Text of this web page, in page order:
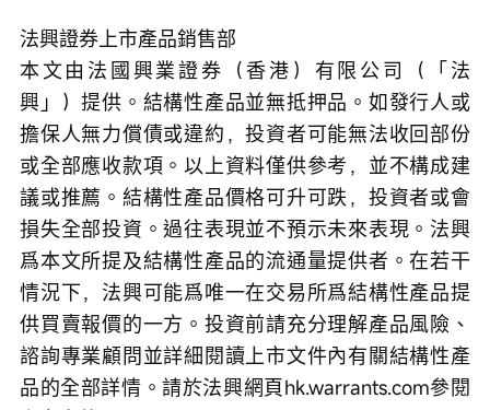
法興證券上市產品銷售部
本文由法國興業證券（香港）有限公司（「法
興」）提供。結構性產品並無抵押品。如發行人或
擔保人無力償債或違約，投資者可能無法收回部份
或全部應收款項。以上資料僅供參考，並不構成建
議或推薦。結構性產品價格可升可跌，投資者或會
損失全部投資。過往表現並不預示未來表現。法興
爲本文所提及結構性產品的流通量提供者。在若干
情況下，法興可能爲唯一在交易所爲結構性產品提
供買賣報價的一方。投資前請充分理解產品風險、
諮詢專業顧問並詳細閱讀上市文件內有關結構性產
品的全部詳情。請於法興網頁hk.warrants.com參閱